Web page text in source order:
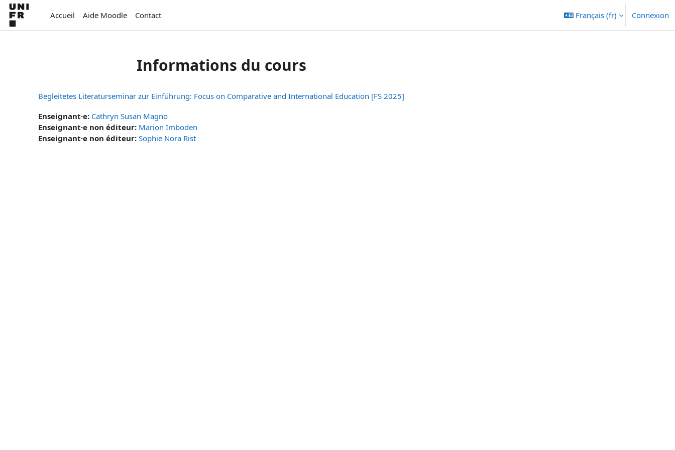
Passer au contenu principal
Accueil
Aide Moodle Contact Français ‎(fr)‎ Connexion
Informations du cours
Begleitetes Literaturseminar zur Einführung: Focus on Comparative and International Education [FS 2025]
Enseignant·e: Cathryn Susan Magno
Enseignant·e non éditeur: Marion Imboden
Enseignant·e non éditeur: Sophie Nora Rist